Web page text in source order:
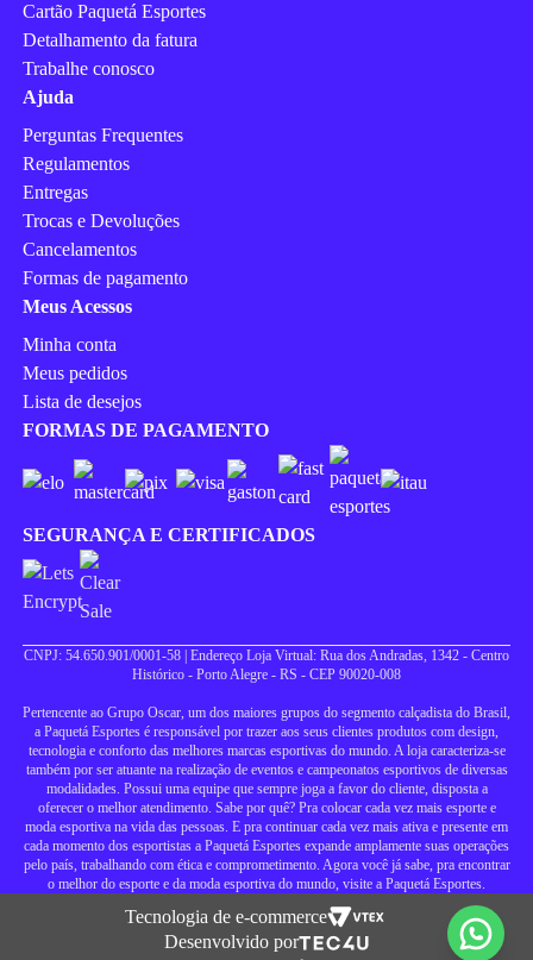
Cartão Paquetá Esportes
Detalhamento da fatura
Trabalhe conosco
Ajuda
Perguntas Frequentes
Regulamentos
Entregas
Trocas e Devoluções
Cancelamentos
Formas de pagamento
Meus Acessos
Minha conta
Meus pedidos
Lista de desejos
FORMAS DE PAGAMENTO
SEGURANÇA E CERTIFICADOS
CNPJ: 54.650.901/0001-58 | Endereço Loja Virtual: Rua dos Andradas, 1342 - Centro
Histórico - Porto Alegre - RS - CEP 90020-008
Pertencente ao Grupo Oscar, um dos maiores grupos do segmento calçadista do Brasil,
a Paquetá Esportes é responsável por trazer aos seus clientes produtos com design,
tecnologia e conforto das melhores marcas esportivas do mundo. A loja caracteriza-se
também por ser atuante na realização de eventos e campeonatos esportivos de diversas
modalidades. Possui uma equipe que sempre joga a favor do cliente, disposta a
oferecer o melhor atendimento. Sabe por quê? Pra colocar cada vez mais esporte e
moda esportiva na vida das pessoas. E pra continuar cada vez mais ativa e presente em
cada momento dos esportistas a Paquetá Esportes expande amplamente suas operações
pelo país, trabalhando com ética e comprometimento. Agora você já sabe, pra encontrar
o melhor do esporte e da moda esportiva do mundo, visite a Paquetá Esportes.
Tecnologia de e-commerce
Desenvolvido por